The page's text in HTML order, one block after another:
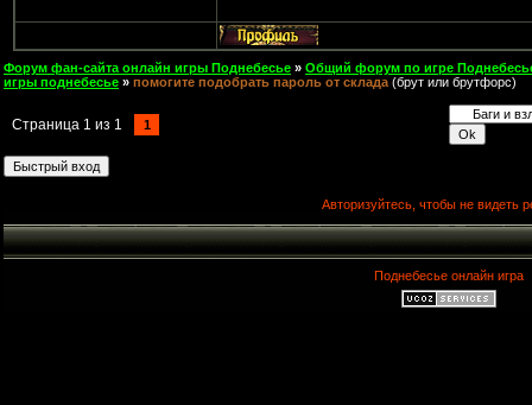
Форум фан-сайта онлайн игры Поднебесье » Общий форум по игре
игры поднебесье » помогите подобрать пароль от склада (брут или брутфорс)
Страница 1 из 1 1
Авторизуйтесь, чтобы не видеть
Поднебесье онлайн игра